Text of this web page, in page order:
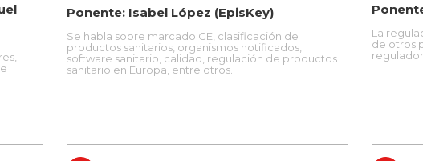
Ponente: Isabel López (EpisKey)
Se habla sobre marcado CE, clasificación de
productos sanitarios, organismos notificados,
software sanitario, calidad, regulación de productos
sanitario en Europa, entre otros.
La
de otros